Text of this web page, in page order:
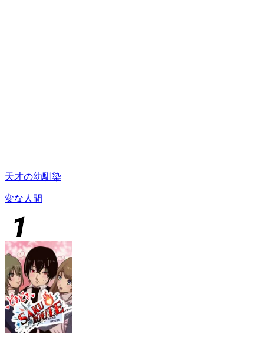
天才の幼馴染
変な人間